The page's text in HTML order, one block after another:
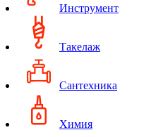
Инструмент
Такелаж
Сантехника
Химия